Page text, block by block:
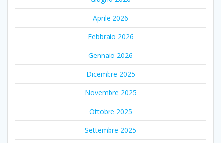
Aprile 2026
Febbraio 2026
Gennaio 2026
Dicembre 2025
Novembre 2025
Ottobre 2025
Settembre 2025